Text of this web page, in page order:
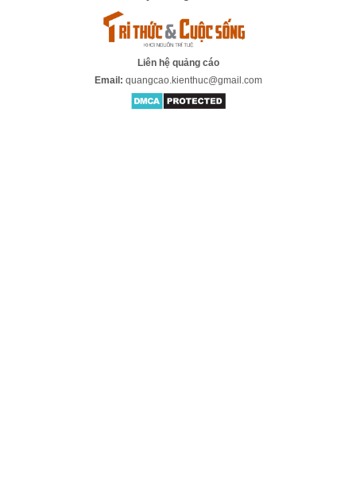
Liên hệ quảng cáo
Email: quangcao.kienthuc@gmail.com